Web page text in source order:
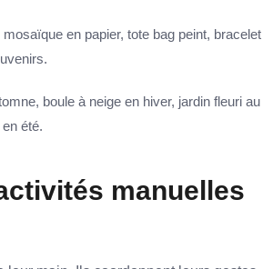
en papier, tote bag peint, bracelet
boule à neige en hiver, jardin fleuri au
été.
manuelles